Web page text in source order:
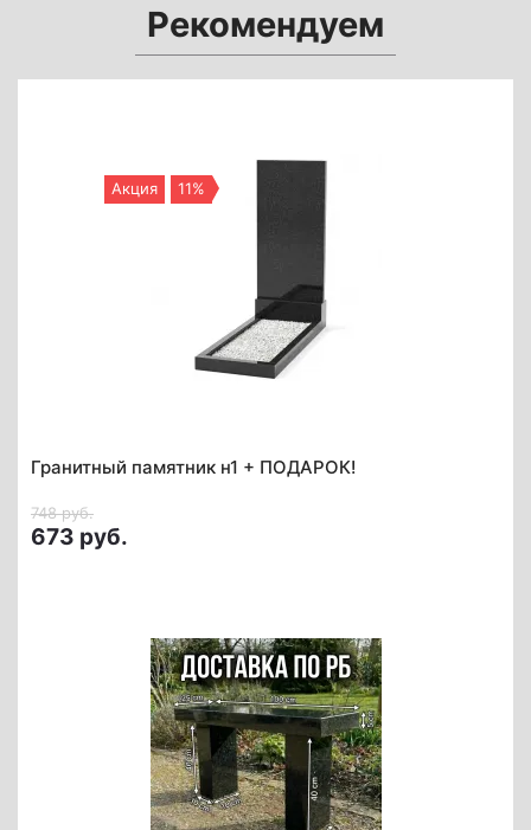
Рекомендуем
Акция 11%
Гранитный памятник н1 + ПОДАРОК!
748 руб.
673 руб.